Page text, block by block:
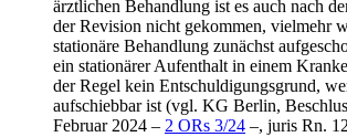
ärztlichen Behandlung ist es auch nach
der Revision nicht gekommen, vielmehr
stationäre Behandlung zunächst
ein stationärer Aufenthalt in einem
der Regel kein Entschuldigungsgrund,
aufschiebbar ist (vgl. KG Berlin,
Februar 2024 – 2 ORs 3/24 –, juris Rn.